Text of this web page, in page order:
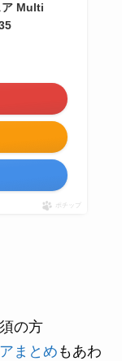
ア Multi
ポチップ
の方
まとめ もあわ